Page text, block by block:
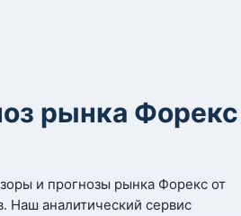
рынка Форекс
и прогнозы рынка Форекс от
Наш аналитический сервис